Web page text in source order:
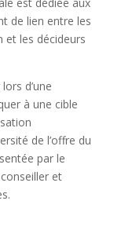
de lien entre les
et les décideurs
d’une
à une cible
de l’offre du
par le
et